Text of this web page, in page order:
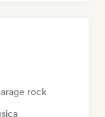
rock